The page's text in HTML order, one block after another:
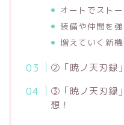
オートでスト
装備や仲間を強
増えていく新
②「暁ノ天刃録
③「暁ノ天刃録
想！